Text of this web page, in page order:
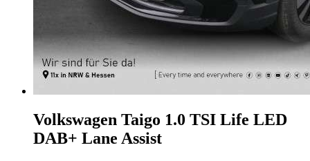
Volkswagen Taigo 1.0 TSI Life LED
DAB+ Lane Assist